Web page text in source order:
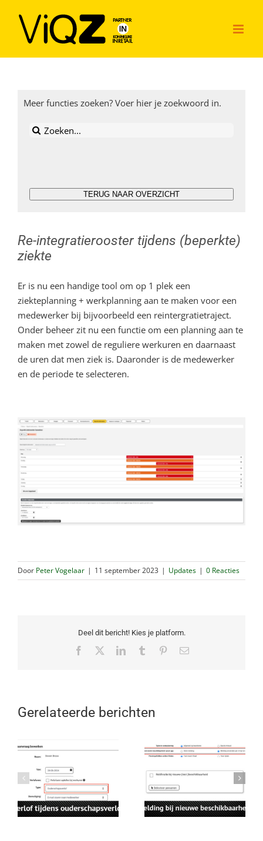
inhoud
Meer functies zoeken? Voer hier je zoekwoord in.
Zoeken
TERUG NAAR OVERZICHT
Re-integratierooster tijdens (beperkte)
ziekte
Er is nu een handige tool om op 1 plek een
ziekteplanning + werkplanning aan te maken voor een
medewerker bij bijvoorbeeld een reintergratietraject.
Onder beheer zit nu een functie om een planning aan te
maken met zowel de reguliere werkuren en daarnaast
de uren dat men ziek is. Daaronder is de medewerker
en de periode te selecteren.
Door Peter Vogelaar | 11 september 2023 | Updates | 0 Reacties
Deel dit bericht! Kies je platform.
Facebook LinkedInTumblr Pinterest
E-
Gerelateerde berichten